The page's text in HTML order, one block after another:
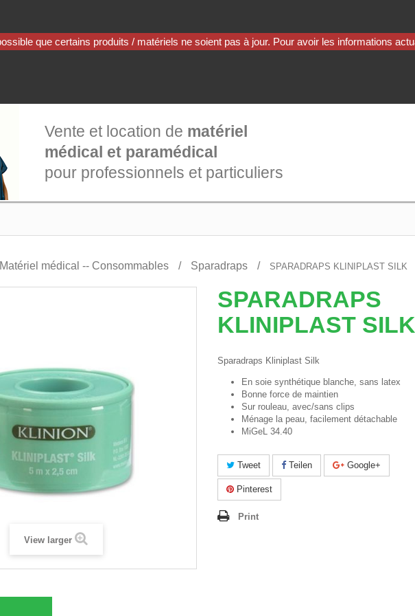
Vente et location de matériel
médical et paramédical
pour professionnels et particuliers
Matériel médical -- Consommables Sparadraps SPARADRAPS KLINIPLAST SILK
View larger
SPARADRAPS
KLINIPLAST SILK
Sparadraps Kliniplast Silk
En soie synthétique blanche, sans latex
Bonne force de maintien
Sur rouleau, avec/sans clips
Ménage la peau, facilement détachable
MiGeL 34.40
Tweet Teilen Google+
Pinterest
Print